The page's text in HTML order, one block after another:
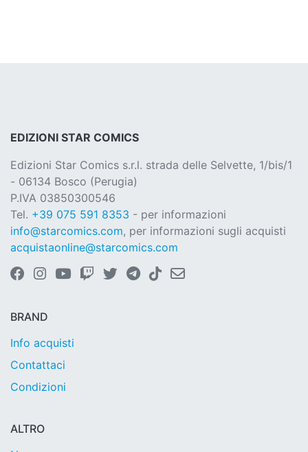
EDIZIONI STAR COMICS
Edizioni Star Comics s.r.l. strada delle Selvette, 1/bis/1
- 06134 Bosco (Perugia)
P.IVA 03850300546
Tel. +39 075 591 8353 - per informazioni
info@starcomics.com, per informazioni sugli acquisti
acquistaonline@starcomics.com
BRAND
Info acquisti
Contattaci
Condizioni
ALTRO